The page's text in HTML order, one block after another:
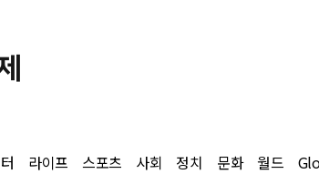
라이프 스포츠 사회 정치 문화 월드